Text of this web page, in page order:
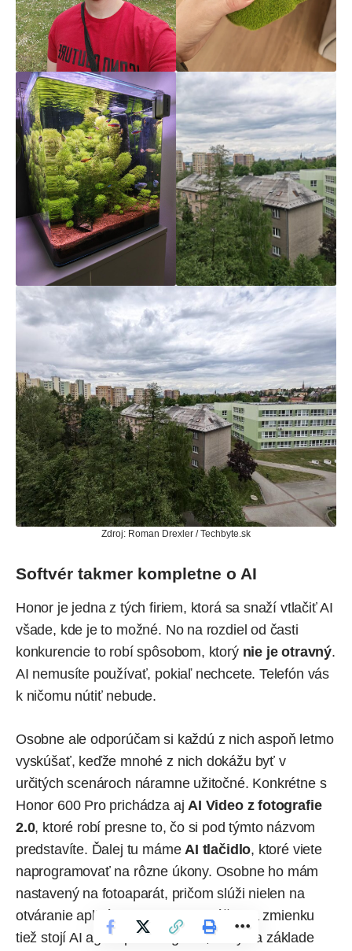
Zdroj: Roman Drexler / Techbyte.sk
Softvér takmer kompletne o AI
Honor je jedna z tých firiem, ktorá sa snaží vtlačiť AI
všade, kde je to možné. No na rozdiel od časti
konkurencie to robí spôsobom, ktorý nie je otravný.
AI nemusíte používať, pokiaľ nechcete. Telefón vás
k ničomu nútiť nebude.
Osobne ale odporúčam si každú z nich aspoň letmo
vyskúšať, keďže mnohé z nich dokážu byť v
určitých scenároch náramne užitočné. Konkrétne s
Honor 600 Pro prichádza aj AI Video z fotografie
2.0, ktoré robí presne to, čo si pod týmto názvom
predstavíte. Ďalej tu máme AI tlačidlo, ktoré viete
naprogramovať na rôzne úkony. Osobne ho mám
nastavený na fotoaparát, pričom slúži nielen na
otváranie aplikácie, ale aj ako spúšť. Za zmienku
tiež stojí AI agent pre fotografie, ktorý na základe